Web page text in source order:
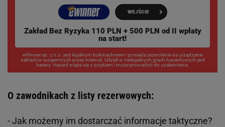
WEJŚCIE
Zakład Bez Ryzyka 110 PLN + 500 PLN od II wpłaty
na start!
eWinner sp. z o.o. jest legalnym bukmacherem i posiada zezwolenie na urządzanie
zakładów wzajemnych przez internet. Udział w nielegalnych grach hazardowych jest
karany. Hazard wiąże się z ryzykiem i może prowadzić do uzależnienia.
O zawodnikach z listy rezerwowych:
- Jak możemy im dostarczać informacje taktyczne?